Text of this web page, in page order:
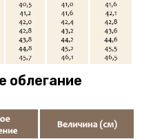
облегание